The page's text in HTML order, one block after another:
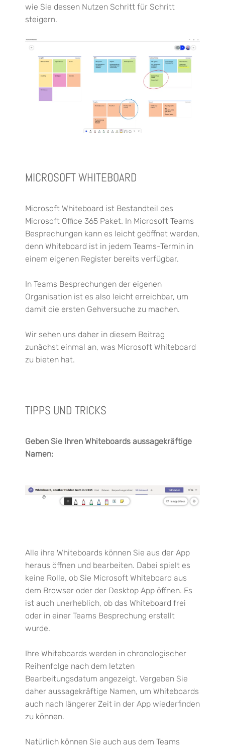
wie Sie dessen Nutzen Schritt für Schritt
steigern.
MICROSOFT WHITEBOARD
Microsoft Whiteboard ist Bestandteil des
Microsoft Office 365 Paket. In Microsoft Teams
Besprechungen kann es leicht geöffnet werden,
denn Whiteboard ist in jedem Teams-Termin in
einem eigenen Register bereits verfügbar.
In Teams Besprechungen der eigenen
Organisation ist es also leicht erreichbar, um
damit die ersten Gehversuche zu machen.
Wir sehen uns daher in diesem Beitrag
zunächst einmal an, was Microsoft Whiteboard
zu bieten hat.
TIPPS UND TRICKS
Geben Sie Ihren Whiteboards aussagekräftige
Namen:
Alle ihre Whiteboards können Sie aus der App
heraus öffnen und bearbeiten. Dabei spielt es
keine Rolle, ob Sie Microsoft Whiteboard aus
dem Browser oder der Desktop App öffnen. Es
ist auch unerheblich, ob das Whiteboard frei
oder in einer Teams Besprechung erstellt
wurde.
Ihre Whiteboards werden in chronologischer
Reihenfolge nach dem letzten
Bearbeitungsdatum angezeigt. Vergeben Sie
daher aussagekräftige Namen, um Whiteboards
auch nach längerer Zeit in der App wiederfinden
zu können.
Natürlich können Sie auch aus dem Teams